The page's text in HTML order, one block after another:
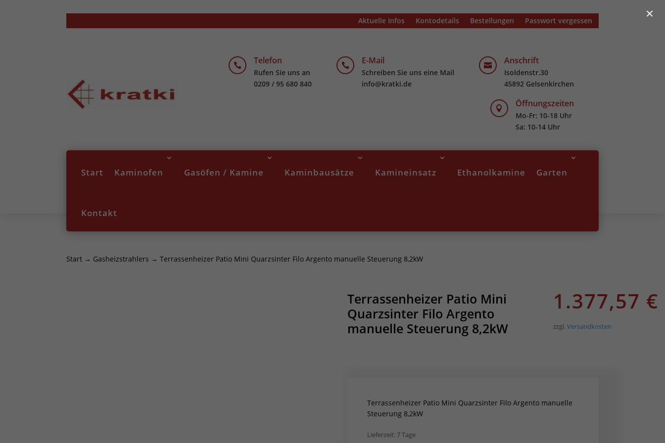
Aktuelle Infos Kontodetails Bestellungen Passwort vergessen
 Telefon
Rufen Sie uns an
0209 / 95 680 840
 E-Mail
Schreiben Sie uns eine Mail
info@kratki.de
 Anschrift
Isoldenstr.30
45892 Gelsenkirchen
 Öffnungszeiten
Mo-Fr: 10-18 Uhr
Sa: 10-14 Uhr
Start Kaminofen Gasöfen / Kamine Kaminbausätze Kamineinsatz Ethanolkamine Garten
Kontakt
Start → Gasheizstrahlers → Terrassenheizer Patio Mini Quarzsinter Filo Argento manuelle Steuerung 8,2kW
Terrassenheizer Patio Mini
Quarzsinter Filo Argento
manuelle Steuerung 8,2kW
1.377,57 €
zzgl. Versandkosten
Terrassenheizer Patio Mini Quarzsinter Filo Argento manuelle
Steuerung 8,2kW
Lieferzeit: 7 Tage
×